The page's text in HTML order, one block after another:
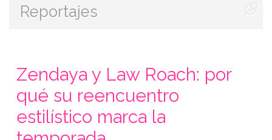
Reportajes
Zendaya y Law Roach: por
qué su reencuentro
estilístico marca la